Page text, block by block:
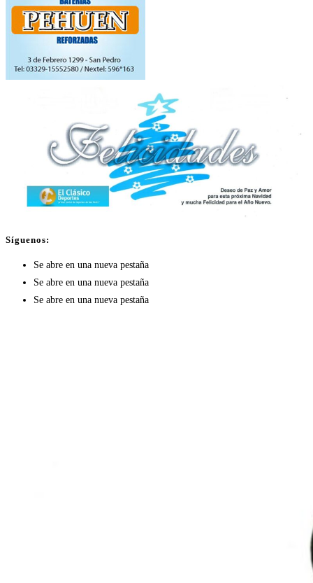
Síguenos:
Se abre en una nueva pestaña
Se abre en una nueva pestaña
Se abre en una nueva pestaña